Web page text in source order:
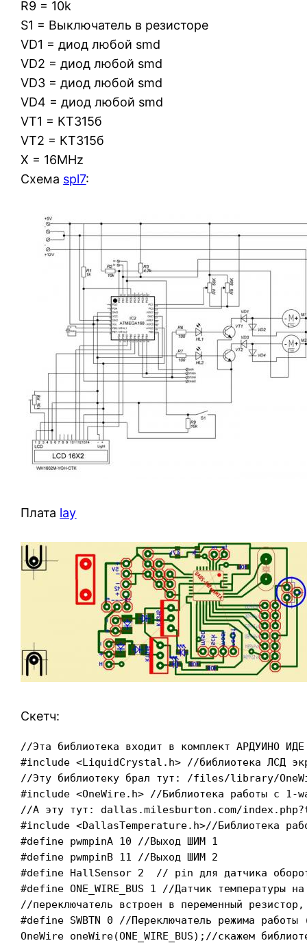
R9 = 10k
S1 = Выключатель в резисторе
VD1 = диод любой smd
VD2 = диод любой smd
VD3 = диод любой smd
VD4 = диод любой smd
VT1 = КТ315б
VT2 = КТ315б
X = 16MHz
Схема spl7:
Плата lay
Скетч:
//Эта библиотека входит в комплект АРДУИНО ИДЕ
#include <LiquidCrystal.h> //библиотека ЛСД
//Эту библиотеку брал тут: /files/library/
#include <OneWire.h> //Библиотека работы с 1-
//А эту тут: dallas.milesburton.com/
#include <DallasTemperature.h>//Библиотека
#define pwmpinA 10 //Выход ШИМ 1
#define pwmpinB 11 //Выход ШИМ 2
#define HallSensor 2  // pin для датчика
#define ONE_WIRE_BUS 1 //Датчик температуры
//переключатель встроен в переменный
#define SWBTN 0 //Переключатель режима
OneWire oneWire(ONE_WIRE_BUS);//скажем